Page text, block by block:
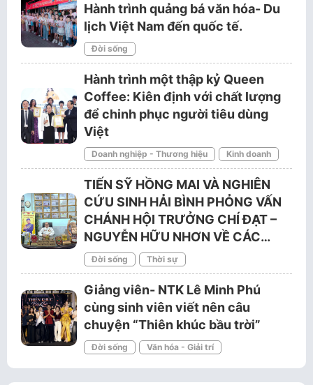
Hành trình quảng bá văn hóa- Du
lịch Việt Nam đến quốc tế.
Đời sống
Hành trình một thập kỷ Queen
Coffee: Kiên định với chất lượng
để chinh phục người tiêu dùng
Việt
Doanh nghiệp - Thương hiệu Kinh doanh
TIẾN SỸ HỒNG MAI VÀ NGHIÊN
CỨU SINH HẢI BÌNH PHỎNG VẤN
CHÁNH HỘI TRƯỞNG CHÍ ĐẠT –
NGUYỄN HỮU NHƠN VỀ CÁC…
Đời sống Thời sự
Giảng viên- NTK Lê Minh Phú
cùng sinh viên viết nên câu
chuyện “Thiên khúc bầu trời”
Đời sống Văn hóa - Giải trí